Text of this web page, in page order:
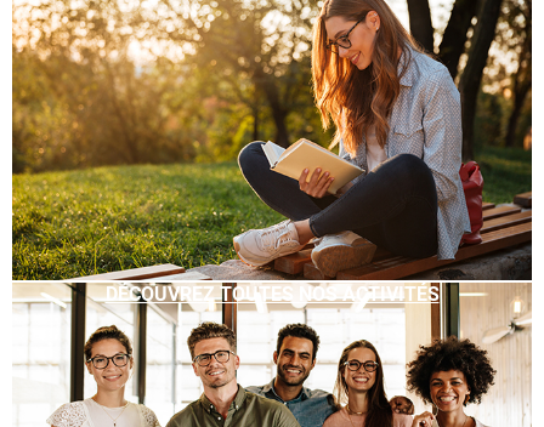
DÉCOUVREZ TOUTES NOS ACTIVITÉS